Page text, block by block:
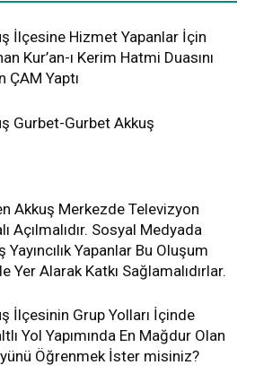
İlçesine Hizmet Yapanlar İçin
Kur’an-ı Kerim Hatmi Duasını
ÇAM Yaptı
Gurbet-Gurbet Akkuş
Akkuş Merkezde Televizyon
Açılmalıdır. Sosyal Medyada
Yayıncılık Yapanlar Bu Oluşum
Yer Alarak Katkı Sağlamalıdırlar.
İlçesinin Grup Yolları İçinde
Yol Yapımında En Mağdur Olan
Öğrenmek İster misiniz?